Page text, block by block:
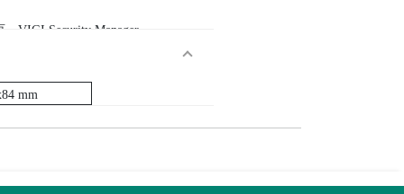
VIGI Security Manager
mm